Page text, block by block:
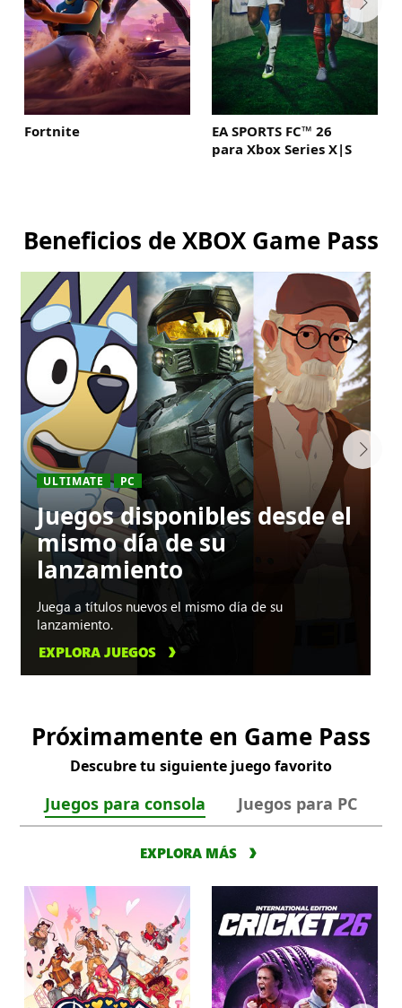
Fortnite
EA SPORTS FC™ 26
para Xbox Series X|S
Beneficios de XBOX Game Pass
ULTIMATE PC
Juegos disponibles desde el
mismo día de su
lanzamiento
Juega a títulos nuevos el mismo día de su
lanzamiento.
EXPLORA JUEGOS
Próximamente en Game Pass
Descubre tu siguiente juego favorito
Juegos para consola Juegos para PC
EXPLORA MÁS